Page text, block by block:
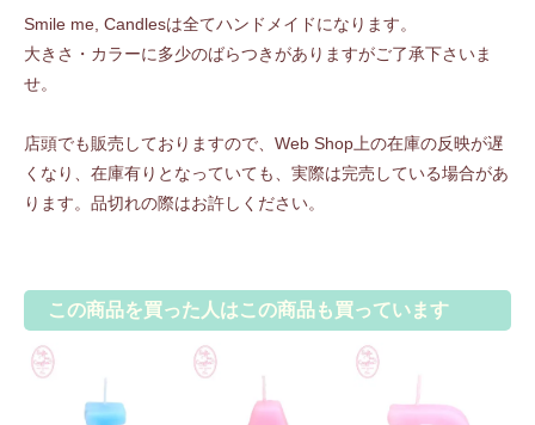
Smile me, Candlesは全てハンドメイドになります。
大きさ・カラーに多少のばらつきがありますがご了承下さいま
せ。
店頭でも販売しておりますので、Web Shop上の在庫の反映が遅
くなり、在庫有りとなっていても、実際は完売している場合があ
ります。品切れの際はお許しください。
この商品を買った人はこの商品も買っています